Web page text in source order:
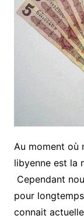
Au moment où
libyenne est la
Cependant
pour
connait